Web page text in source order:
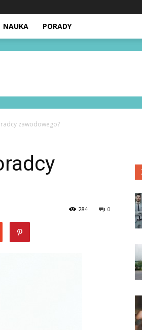
NAUKA PORADY
zawodowego?
0
284